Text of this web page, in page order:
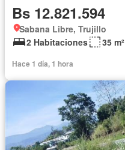
Bs 12.821.594
Sabana Libre, Trujillo
2 Habitaciones
35 m²
Hace 1 día, 1 hora